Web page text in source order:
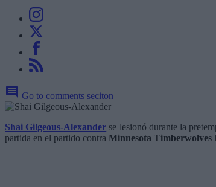
Go to comments seciton
Shai Gilgeous-Alexander se lesionó durante la
partida en el partido contra Minnesota Timberwolves